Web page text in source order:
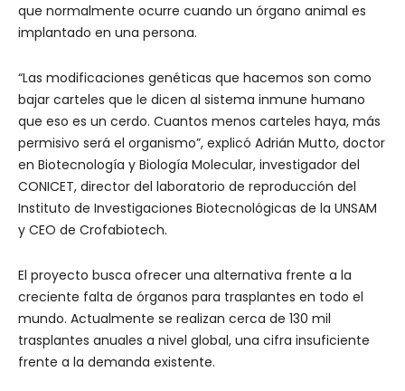
que normalmente ocurre cuando un órgano animal es
implantado en una persona.
“Las modificaciones genéticas que hacemos son como
bajar carteles que le dicen al sistema inmune humano
que eso es un cerdo. Cuantos menos carteles haya, más
permisivo será el organismo”, explicó Adrián Mutto, doctor
en Biotecnología y Biología Molecular, investigador del
CONICET, director del laboratorio de reproducción del
Instituto de Investigaciones Biotecnológicas de la UNSAM
y CEO de Crofabiotech.
El proyecto busca ofrecer una alternativa frente a la
creciente falta de órganos para trasplantes en todo el
mundo. Actualmente se realizan cerca de 130 mil
trasplantes anuales a nivel global, una cifra insuficiente
frente a la demanda existente.